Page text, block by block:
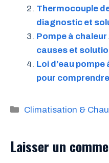
Thermocouple
diagnostic et
Pompe à
causes et
Loi d’eau
pour
Catégories
Climatisation &
Laisser un